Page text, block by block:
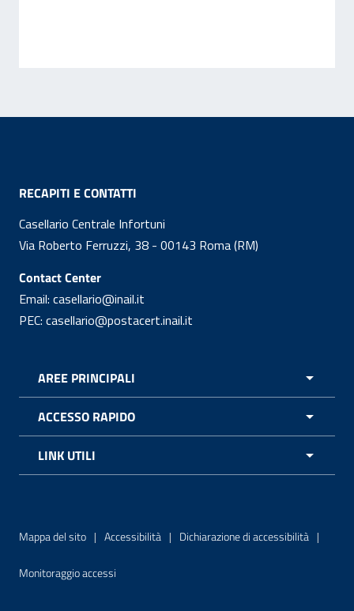
RECAPITI E CONTATTI
Casellario Centrale Infortuni
Via Roberto Ferruzzi, 38 - 00143 Roma (RM)
Contact Center
Email: casellario@inail.it
PEC: casellario@postacert.inail.it
AREE PRINCIPALI
ACCESSO RAPIDO
LINK UTILI
Menu di servizio
Mappa del sito Accessibilità Dichiarazione di accessibilità
Monitoraggio accessi